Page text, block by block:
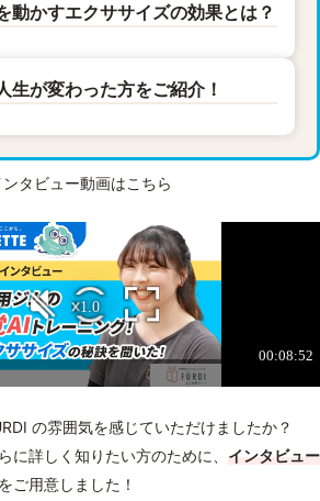
動かすエクササイズの効果とは？
生が変わった方をご紹介！
タビュー動画はこちら
の雰囲気を感じていただけましたか？
に詳しく知りたい方のために、 インタビュー
をご用意しました！